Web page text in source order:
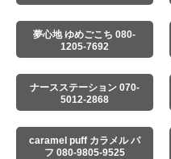
夢心地 ゆめごこち 080-
1205-7692
ナースステーション 070-
5012-2868
caramel puff カラメル パ
フ 080-9805-9525